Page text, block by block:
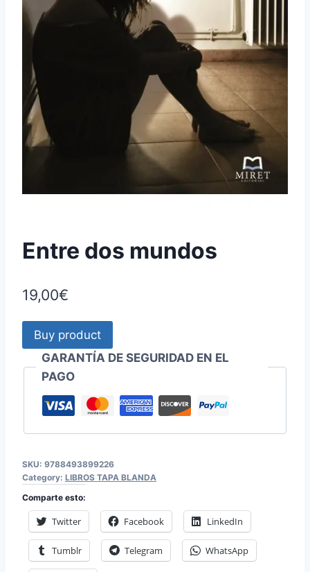
Entre dos mundos
19,00€
Buy product
GARANTÍA DE SEGURIDAD EN EL
PAGO
SKU: 9788493899226
Category: LIBROS TAPA BLANDA
Comparte esto:
Twitter Facebook LinkedIn
Tumblr Telegram WhatsApp